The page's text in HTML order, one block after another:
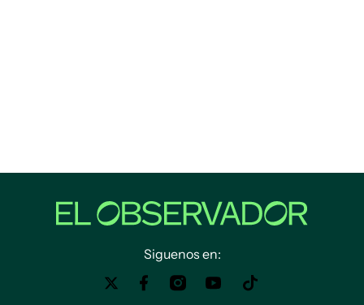
Siguenos en: